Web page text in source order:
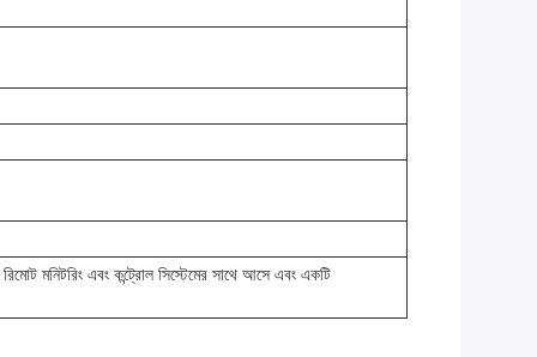
মনিটরিং এবং কন্ট্রোল সিস্টেমের সাথে আসে এবং একটি